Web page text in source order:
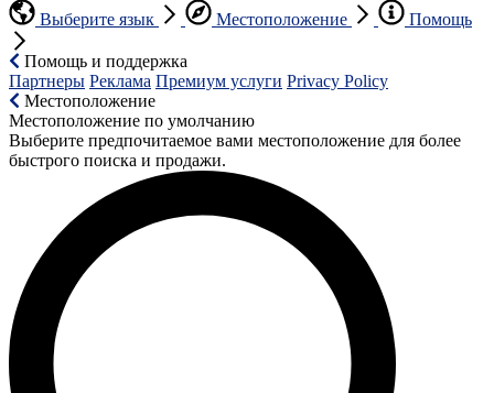
Выберите язык
Местоположение Помощь
Помощь и поддержка
Партнеры Реклама Премиум услуги Privacy Policy
Местоположение
Местоположение по умолчанию
Выберите предпочитаемое вами местоположение для более
быстрого поиска и продажи.